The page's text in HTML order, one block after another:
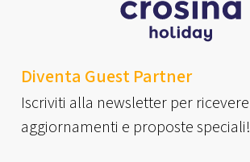
Diventa Guest Partner
Iscriviti alla newsletter per ricevere
aggiornamenti e proposte speciali!